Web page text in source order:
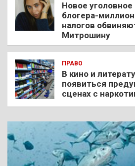
Новое
блогера-
налогов
Митрошину
ПРАВО
В кино и
появиться
сценах с